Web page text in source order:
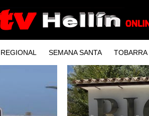
REGIONAL SEMANA SANTA TOBARRA